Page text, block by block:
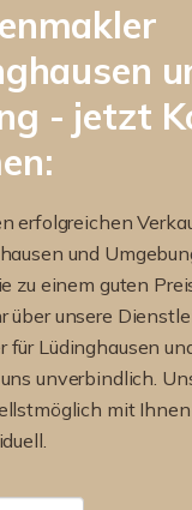
- jetzt
erfolgreichen
und
zu einem guten
über unsere
Lüdinghausen
unverbindlich.
mit